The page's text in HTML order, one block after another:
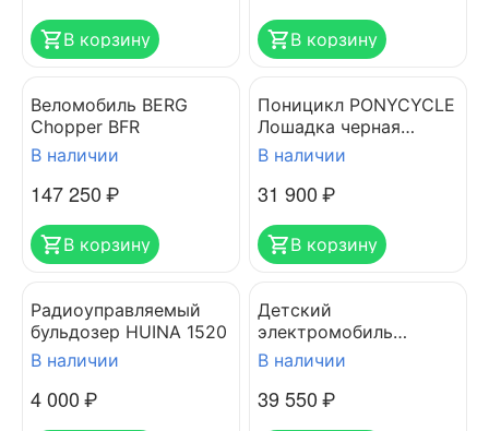
В корзину В корзину
Веломобиль BERG
Chopper BFR
В наличии
147 250₽
В корзину
Поницикл PONYCYCLE
Лошадка черная
средняя Ux426
В наличии
31 900₽
В корзину
Радиоуправляемый
бульдозер HUINA 1520
В наличии
4 000₽
Детский
электромобиль
RIVERTOYS
GREEN
В наличии
39 550₽